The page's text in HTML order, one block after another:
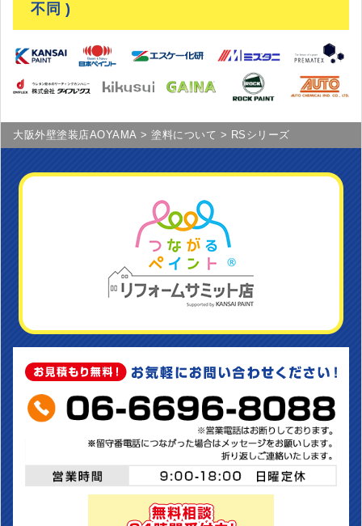
不同 )
大阪外壁塗装店AOYAMA > 塗料について > RSシリーズ